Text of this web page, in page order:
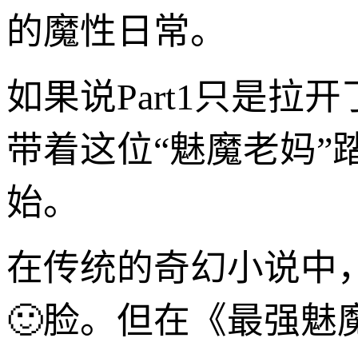
的魔性日常。
如果说Part1只是拉
带着这位“魅魔老妈”
始。
在传统的奇幻小说中
🙂脸。但在《最强魅